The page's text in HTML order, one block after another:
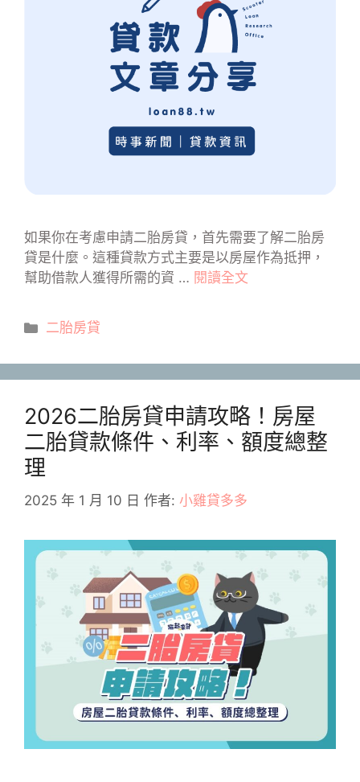
如果你在考慮申請二胎房貸，首先需要了解二胎房
貸是什麼。這種貸款方式主要是以房屋作為抵押，
幫助借款人獲得所需的資 … 閱讀全文
分
二胎房貸
2026二胎房貸申請攻略！房屋
二胎貸款條件、利率、額度總整
理
2025 年 1 月 10 日 作者: 小雞貸多多